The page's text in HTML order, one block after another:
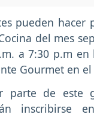
pueden hacer
del mes
a 7:30 p.m en
Gourmet en
parte de este
inscribirse